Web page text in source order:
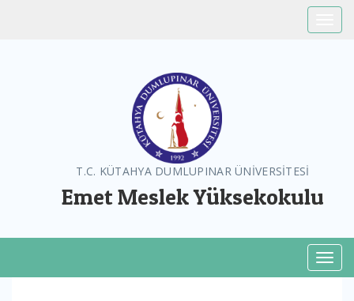
T.C. KÜTAHYA DUMLUPINAR ÜNİVERSİTESİ
Emet Meslek Yüksekokulu